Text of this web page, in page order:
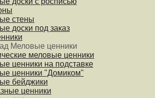
стены
доски под заказ
Меловые ценники
меловые ценники
ценники на подставке
ценники "Домиком"
бейджики
ценники